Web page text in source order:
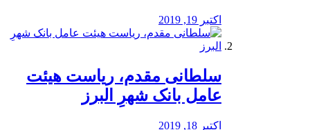
اکتبر 19, 2019
سلطانی مقدم، ریاست هیئت
عامل بانک شهرِ البرز
اکتبر 18, 2019